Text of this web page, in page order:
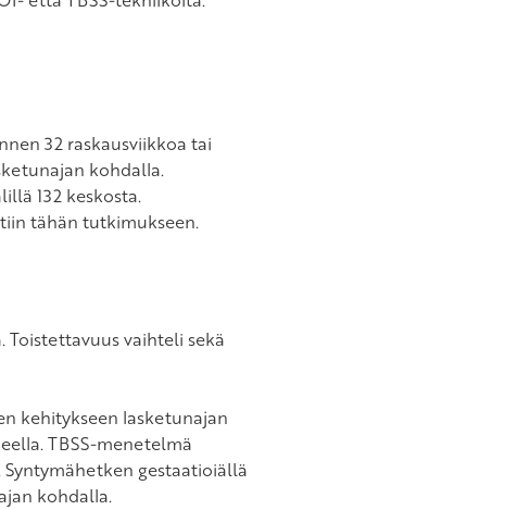
32 raskausviikkoa tai
kohdalla.
132 keskosta.
tähän tutkimukseen.
vaihteli sekä
kehitykseen lasketunajan
TBSS-menetelmä
gestaatioiällä
kohdalla.